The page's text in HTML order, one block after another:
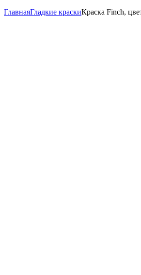
ГлавнаяГладкие краскиКраска Finch,